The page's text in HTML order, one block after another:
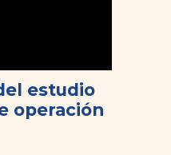
estudio
operación